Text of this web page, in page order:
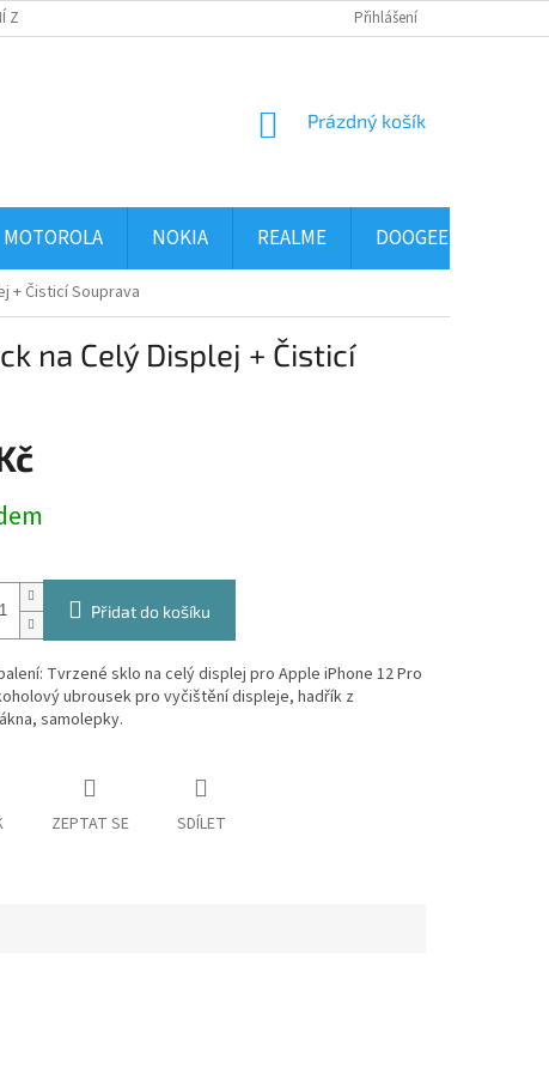
ZBOŽÍ PODMÍNKY OCHRANY OSOBNÍCH
Přihlášení
NÁKUPNÍ
Prázdný košík
MOTOROLA NOKIA REALME DOOGEE
+ Čisticí Souprava
na Celý Displej + Čisticí
Přidat do košíku
Tvrzené sklo na celý displej pro Apple iPhone 12 Pro
ubrousek pro vyčištění displeje, hadřík z
samolepky.
ZEPTAT SE SDÍLET